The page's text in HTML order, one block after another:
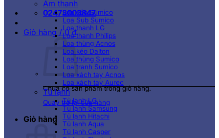
02473003847
Giỏ hàng /0₫
Chưa có sản phẩm trong giỏ hàng.
Quay trở lại cửa hàng
Giỏ hàng
Âm thanh
Loa kéo Sumico
Loa Sub Sumico
Loa thanh LG
Loa thanh Philips
Loa thùng Acnos
Loa kéo Dalton
Loa thùng Sumico
Loa tranh Sumico
Loa xách tay Acnos
Loa xách tay Aurec
Tủ lạnh
Tủ lạnh LG
Tủ lạnh Samsung
Tủ lạnh Hitachi
Tủ lạnh Aqua
Tủ lạnh Casper